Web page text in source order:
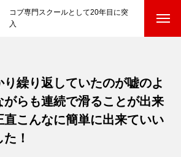
コブ専門スクールとして20年目に突
入
ー場繰り返していたのが嘘のよ
がらも連続で滑ることが出来
直こんなに簡単に出来ていい
！